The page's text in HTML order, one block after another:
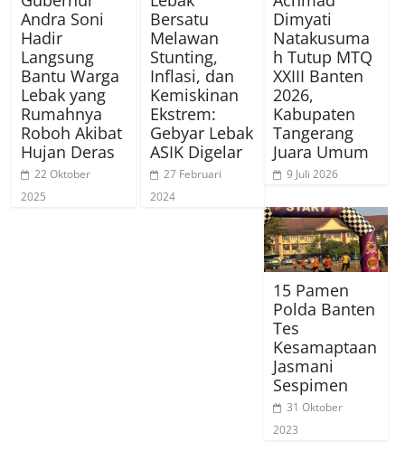
Andra Soni
Hadir
Langsung
Bantu Warga
Lebak yang
Rumahnya
Roboh Akibat
Hujan Deras
22 Oktober
2025
Bersatu
Melawan
Stunting,
Inflasi, dan
Kemiskinan
Ekstrem:
Gebyar Lebak
ASIK Digelar
27 Februari
2024
Dimyati
Natakusuma
h Tutup MTQ
XXIII Banten
2026,
Kabupaten
Tangerang
Juara Umum
9 Juli 2026
15 Pamen
Polda Banten
Tes
Kesamaptaan
Jasmani
Sespimen
31 Oktober
2023